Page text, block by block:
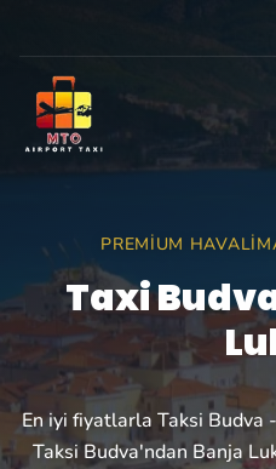
PREMIUM
Taxi
En iyi fiyatlarla Taksi Budva
Taksi Budva'ndan Banja